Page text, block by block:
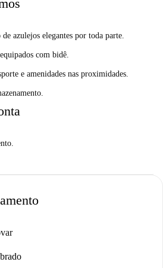
azulejos elegantes por toda parte.
com bidê.
e amenidades nas proximidades.